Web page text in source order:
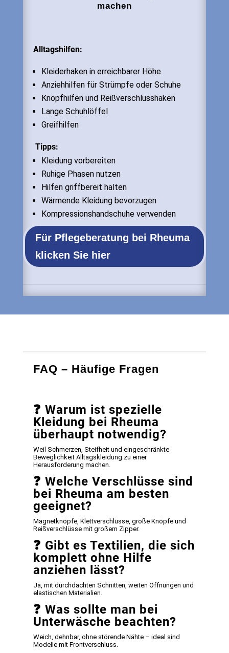
machen
Alltagshilfen:
Kleiderhaken in erreichbarer Höhe
Anziehhilfen für Strümpfe oder Schuhe
Knöpfhilfen und Reißverschlusshaken
Lange Schuhlöffel
Greifhilfen
Tipps:
Kleidung vorbereiten
Ruhige Phasen nutzen
Hilfen griffbereit halten
Wärmende Kleidung bevorzugen
Kompressionshandschuhe verwenden
Für Pflegeberatung bei Rheuma
klicken Sie hier
FAQ – Häufige Fragen
❓ Warum ist spezielle
Kleidung bei Rheuma
überhaupt notwendig?
Weil Schmerzen, Steifheit und eingeschränkte
Beweglichkeit Alltagskleidung zu einer
Herausforderung machen.
❓ Welche Verschlüsse sind
bei Rheuma am besten
geeignet?
Magnetknöpfe, Klettverschlüsse, große Knöpfe und
Reißverschlüsse mit großem Zipper.
❓ Gibt es Textilien, die sich
komplett ohne Hilfe
anziehen lässt?
Ja, mit durchdachten Schnitten, weiten Öffnungen und
elastischen Materialien.
❓ Was sollte man bei
Unterwäsche beachten?
Weich, dehnbar, ohne störende Nähte – ideal sind
Modelle mit Frontverschluss.